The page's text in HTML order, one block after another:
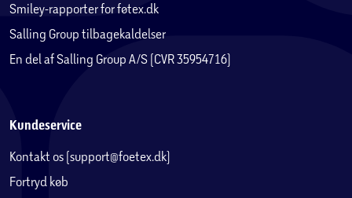
Philips Headphones-app. Brugerdefineret lydkontrol
Du kan bruge vores medfølgende app til at aktivere
dynamisk bas eller slå indstillingen med lav latenstid til,
nogensinde at slukke dine hovedtelefoner? Indstil
Varm, detaljeret, naturlig. Philips-lydsignatur
Smiley-rapporter for føtex.dk
Salling Group tilbagekaldelser
En del af Salling Group A/S (CVR 35954716)
Kundeservice
Kontakt os (support@foetex.dk)
Fortryd køb